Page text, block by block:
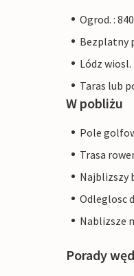
Ogrod. :
Bezplatny
Lódz wiosl.
Taras lub
W pobliżu
Pole
Trasa
Najblizszy
Odleglosc
Nablizsze
Porady